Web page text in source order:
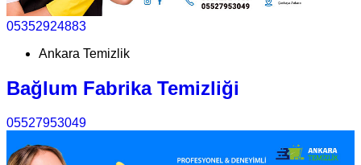
05352924883
Ankara Temizlik
Bağlum Fabrika Temizliği
05527953049